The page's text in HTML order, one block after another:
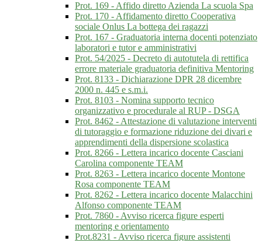
Prot. 169 - Affido diretto Azienda La scuola Spa
Prot. 170 - Affidamento diretto Cooperativa
sociale Onlus La bottega dei ragazzi
Prot. 167 - Graduatoria interna docenti potenziato
laboratori e tutor e amministrativi
Prot. 54/2025 - Decreto di autotutela di rettifica
errore materiale graduatoria definitiva Mentoring
Prot. 8133 - Dichiarazione DPR 28 dicembre
2000 n. 445 e s.m.i.
Prot. 8103 - Nomina supporto tecnico
organizzativo e procedurale al RUP - DSGA
Prot. 8462 - Attestazione di valutazione interventi
di tutoraggio e formazione riduzione dei divari e
apprendimenti della dispersione scolastica
Prot. 8266 - Lettera incarico docente Casciani
Carolina componente TEAM
Prot. 8263 - Lettera incarico docente Montone
Rosa componente TEAM
Prot. 8262 - Lettera incarico docente Malacchini
Alfonso componente TEAM
Prot. 7860 - Avviso ricerca figure esperti
mentoring e orientamento
Prot.8231 - Avviso ricerca figure assistenti